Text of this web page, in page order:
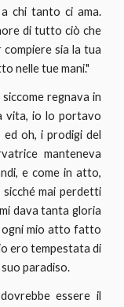
chi tanto ci ama.
di tutto ciò che
sia la tua
nelle tue mani."
regnava in
vita, io lo portavo
ed oh, i prodigi del
manteneva
e come in atto,
mai perdetti
dava tanta gloria
ogni mio atto fatto
ero tempestata di
paradiso.
essere il